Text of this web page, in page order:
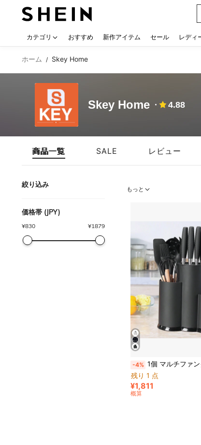
カテゴリ おすすめ 新作アイテム セール レディ
ホーム / Skey Home
Skey Home 4.88
商品一覧 SALE レビュー
絞り込み
価格帯 (JPY)
¥830 ¥1879
もっと
-4% 1個 マルチファンクション キッチンツールホルダー、3種1体 ユニバーサル ナイフラック、ナイフ、箸など
残り 1 点
¥1,811
概算